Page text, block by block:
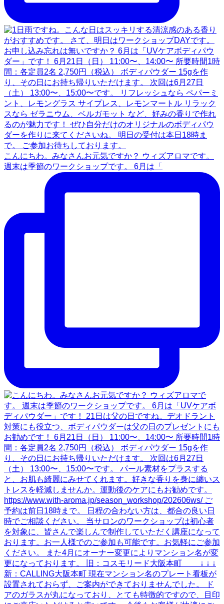
こんにちわ。みなさんお元気ですか？ ウィズアロマです。
週末は季節のワークショップです。 6月は「